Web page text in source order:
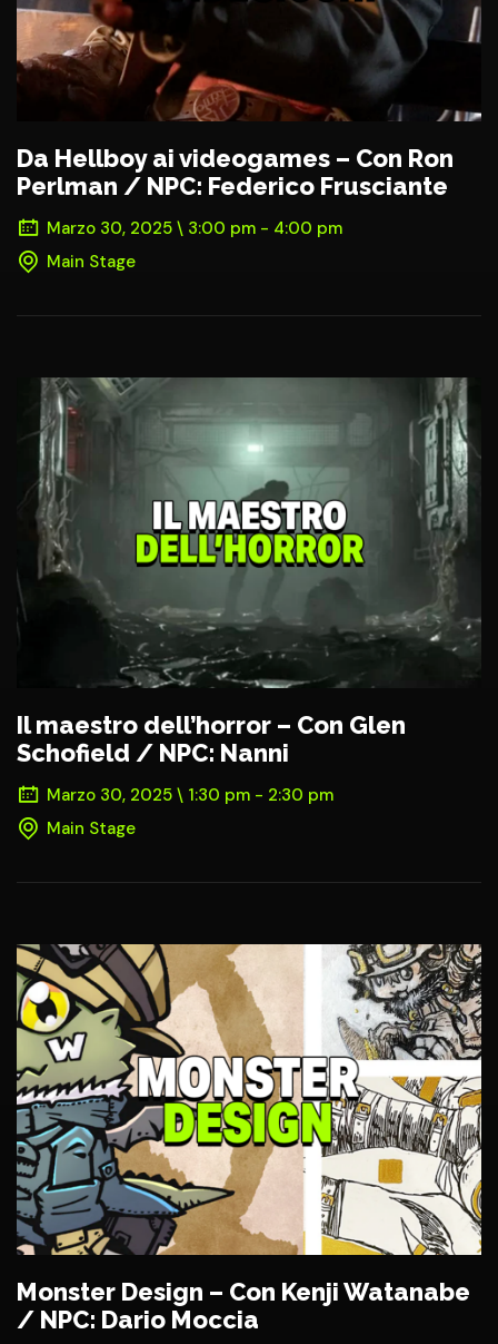
Da Hellboy ai videogames – Con Ron
Perlman / NPC: Federico Frusciante
Marzo 30, 2025 \ 3:00 pm - 4:00 pm
Main Stage
Il maestro dell’horror – Con Glen
Schofield / NPC: Nanni
Marzo 30, 2025 \ 1:30 pm - 2:30 pm
Main Stage
Monster Design – Con Kenji Watanabe
/ NPC: Dario Moccia